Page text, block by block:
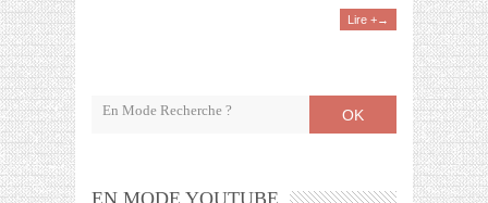
Lire +→
OK
EN MODE YOUTUBE